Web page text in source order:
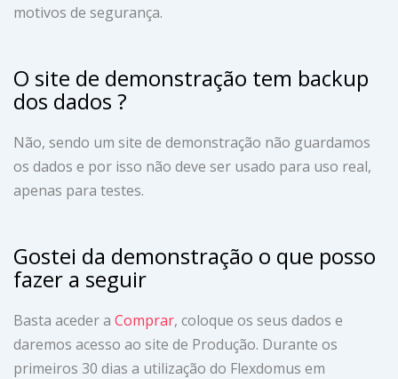
motivos de segurança.
O site de demonstração tem backup
dos dados ?
Não, sendo um site de demonstração não guardamos
os dados e por isso não deve ser usado para uso real,
apenas para testes.
Gostei da demonstração o que posso
fazer a seguir
Basta aceder a Comprar, coloque os seus dados e
daremos acesso ao site de Produção. Durante os
primeiros 30 dias a utilização do Flexdomus em